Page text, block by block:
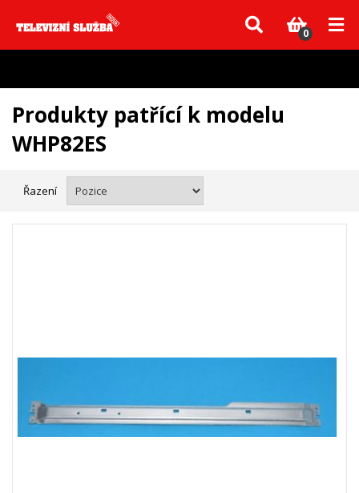
Vzhledem k aktuální situaci se může dodání dílů, které nejsou skladem,
zpozdit. Děkujeme za pochopení.
0
Produkty patřící k modelu
WHP82ES
Řazení